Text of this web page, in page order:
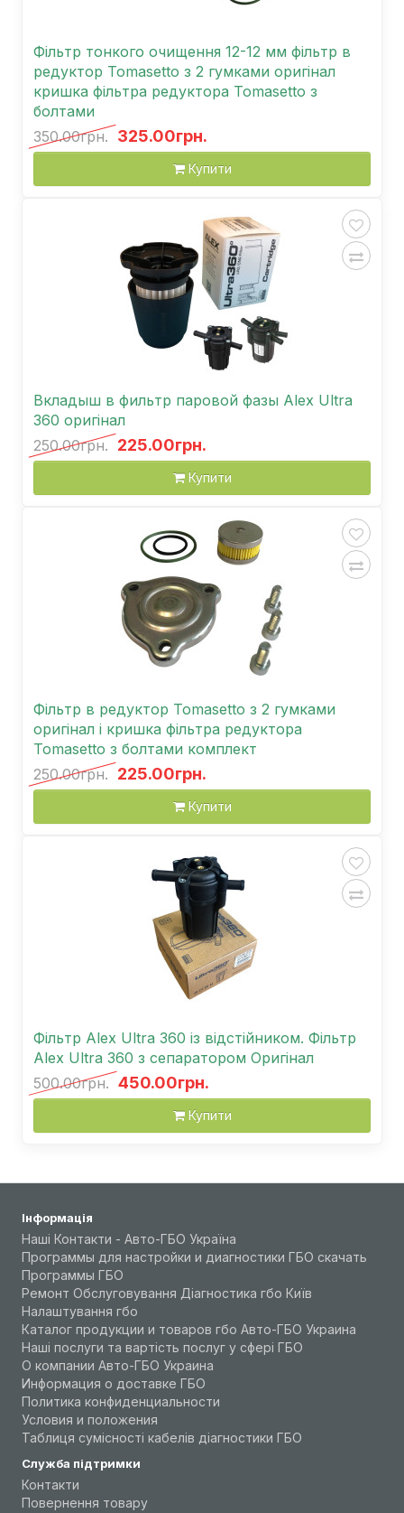
Фільтр тонкого очищення 12-12 мм фільтр в
редуктор Tomasetto з 2 гумками оригінал
кришка фільтра редуктора Tomasetto з
болтами
350.00грн. 325.00грн.
Купити
Вкладыш в фильтр паровой фазы Аlex Ultra
360 оригінал
250.00грн. 225.00грн.
Купити
Фільтр в редуктор Tomasetto з 2 гумками
оригінал і кришка фільтра редуктора
Tomasetto з болтами комплект
250.00грн. 225.00грн.
Купити
Фільтр Alex Ultra 360 із відстійником. Фільтр
Alex Ultra 360 з сепаратором Оригінал
500.00грн. 450.00грн.
Купити
Інформація
Наші Контакти - Авто-ГБО Україна
Программы для настройки и диагностики ГБО скачать
Программы ГБО
Ремонт Обслуговування Діагностика гбо Київ
Налаштування гбо
Каталог продукции и товаров гбо Авто-ГБО Украина
Наші послуги та вартість послуг у сфері ГБО
О компании Авто-ГБО Украина
Информация о доставке ГБО
Политика конфиденциальности
Условия и положения
Таблиця сумісності кабелів діагностики ГБО
Служба підтримки
Контакти
Повернення товару